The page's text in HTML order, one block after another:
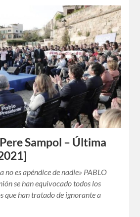
Sampol – Última
no es apéndice de nadie» PABLO
se han equivocado todos los
que han tratado de ignorante a